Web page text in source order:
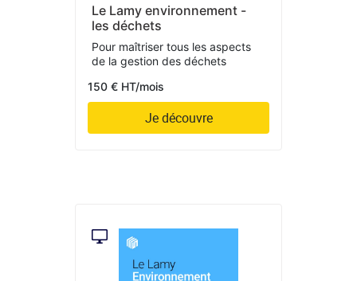
Le Lamy environnement -
les déchets
Pour maîtriser tous les aspects
de la gestion des déchets
150 € HT/mois
Je découvre